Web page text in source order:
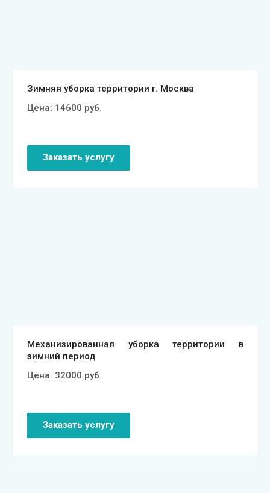
Зимняя уборка территории г. Москва
Цена: 14600 руб.
Заказать услугу
Механизированная уборка территории в
зимний период
Цена: 32000 руб.
Заказать услугу